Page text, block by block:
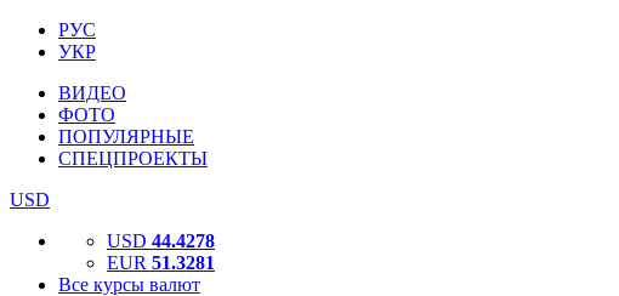
РУС
УКР
ВИДЕО
ФОТО
ПОПУЛЯРНЫЕ
СПЕЦПРОЕКТЫ
USD
USD 44.4278
EUR 51.3281
Все курсы валют